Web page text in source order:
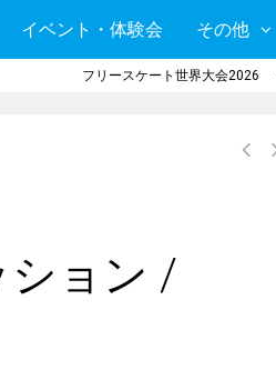
イベント・体験会 その他
フリースケート世界大会2026
ション /